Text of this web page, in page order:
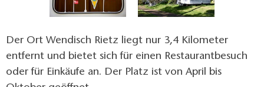
Der Ort Wendisch Rietz liegt nur 3,4 Kilometer
entfernt und bietet sich für einen Restaurantbesuch
oder für Einkäufe an. Der Platz ist von April bis